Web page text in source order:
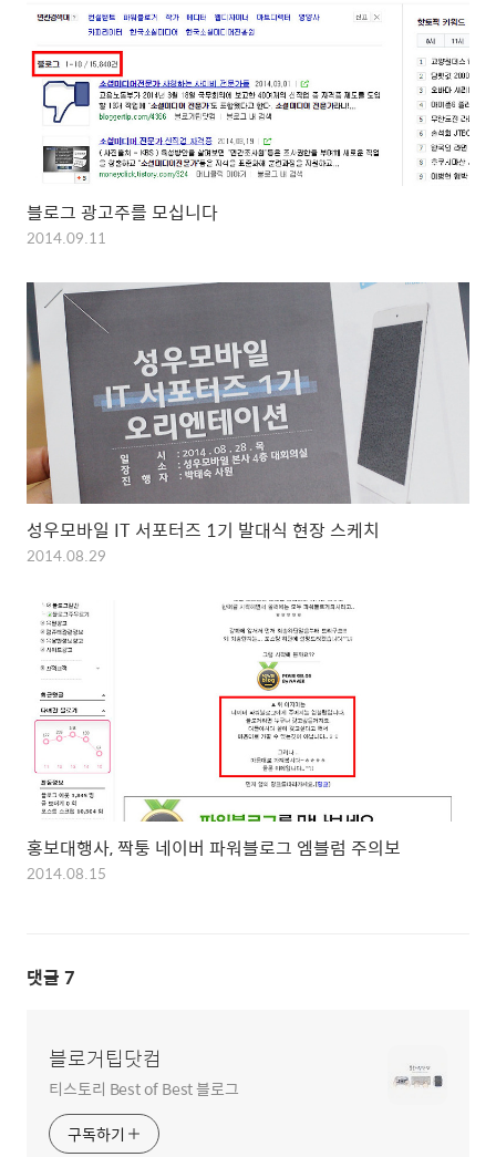
블로그 광고주를 모십니다
2014.09.11
성우모바일 IT 서포터즈 1기 발대식 현장 스케치
2014.08.29
홍보대행사, 짝퉁 네이버 파워블로그 엠블럼 주의보
2014.08.15
댓글 7
블로거팁닷컴
티스토리 Best of Best 블로그
구독하기